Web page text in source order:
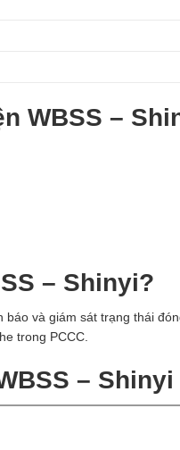
WBSS –
– Shinyi?
và giám sát trạng thái
trong PCCC.
– Shinyi